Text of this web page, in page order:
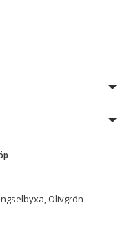
Olivgrön